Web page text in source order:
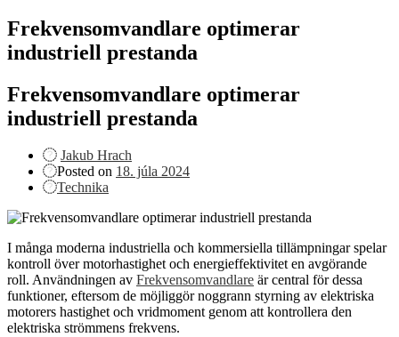
Frekvensomvandlare optimerar
industriell prestanda
Frekvensomvandlare optimerar
industriell prestanda
Jakub Hrach
Posted on 18. júla 2024
Technika
I många moderna industriella och kommersiella tillämpningar spelar
kontroll över motorhastighet och energieffektivitet en avgörande
roll. Användningen av Frekvensomvandlare är central för dessa
funktioner, eftersom de möjliggör noggrann styrning av elektriska
motorers hastighet och vridmoment genom att kontrollera den
elektriska strömmens frekvens.